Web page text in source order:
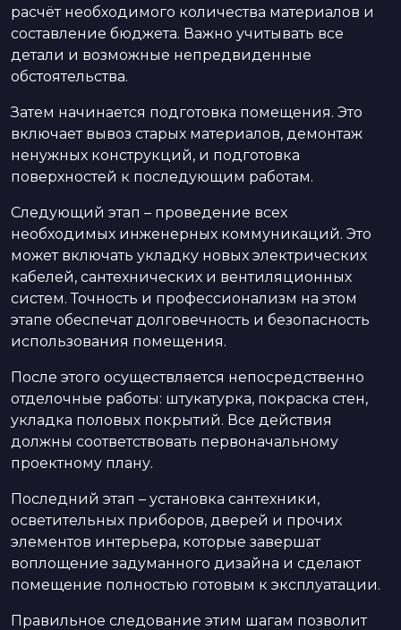
расчёт необходимого количества материалов и
составление бюджета. Важно учитывать все
детали и возможные непредвиденные
обстоятельства.
Затем начинается подготовка помещения. Это
включает вывоз старых материалов, демонтаж
ненужных конструкций, и подготовка
поверхностей к последующим работам.
Следующий этап – проведение всех
необходимых инженерных коммуникаций. Это
может включать укладку новых электрических
кабелей, сантехнических и вентиляционных
систем. Точность и профессионализм на этом
этапе обеспечат долговечность и безопасность
использования помещения.
После этого осуществляется непосредственно
отделочные работы: штукатурка, покраска стен,
укладка половых покрытий. Все действия
должны соответствовать первоначальному
проектному плану.
Последний этап – установка сантехники,
осветительных приборов, дверей и прочих
элементов интерьера, которые завершат
воплощение задуманного дизайна и сделают
помещение полностью готовым к эксплуатации.
Правильное следование этим шагам позволит